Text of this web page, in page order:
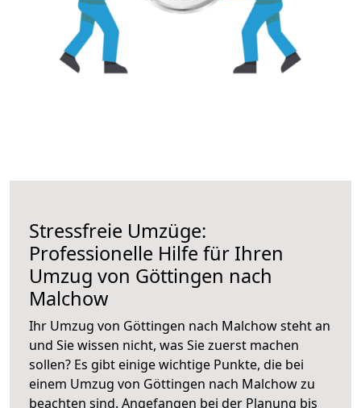
Stressfreie Umzüge:
Professionelle Hilfe für Ihren
Umzug von Göttingen nach
Malchow
Ihr Umzug von Göttingen nach Malchow steht an
und Sie wissen nicht, was Sie zuerst machen
sollen? Es gibt einige wichtige Punkte, die bei
einem Umzug von Göttingen nach Malchow zu
beachten sind. Angefangen bei der Planung bis